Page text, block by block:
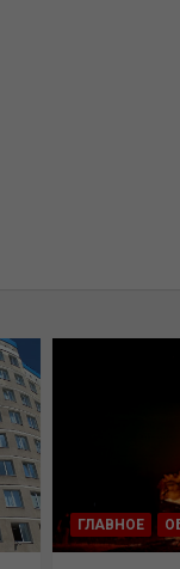
ГЛАВНОЕ